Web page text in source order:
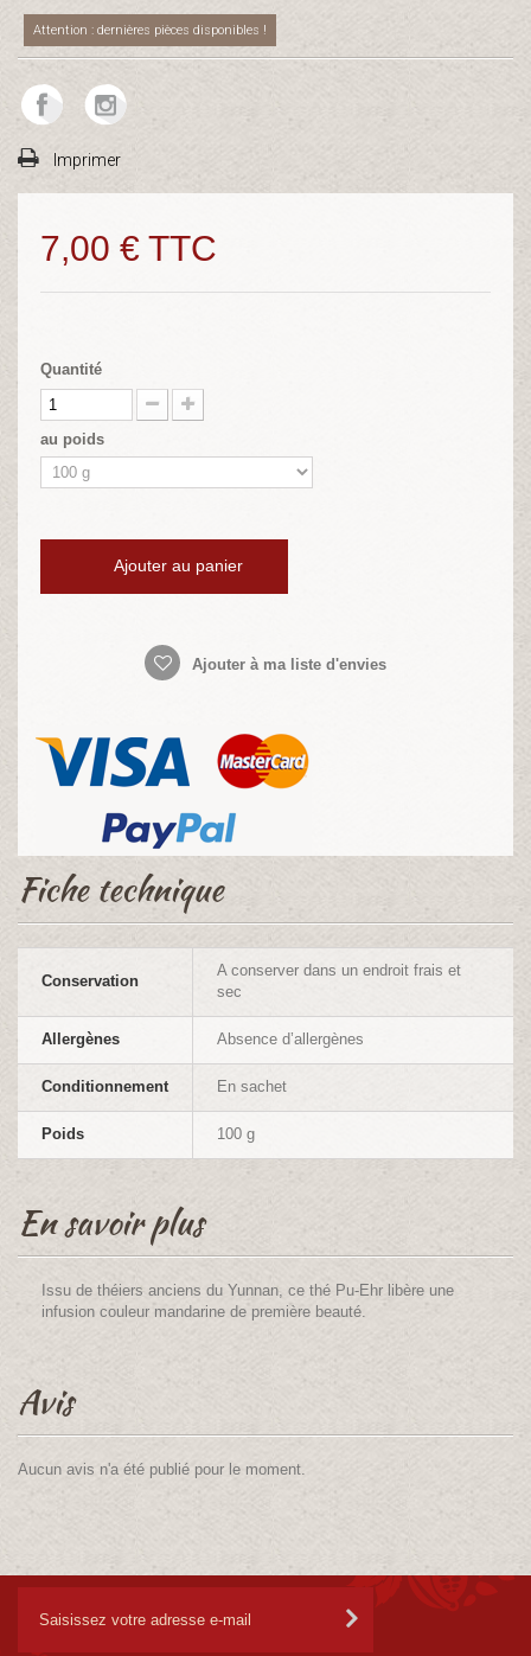
Attention : dernières pièces disponibles !
Imprimer
7,00 € TTC
Quantité
au poids
Ajouter au panier
Ajouter à ma liste d'envies
Fiche technique
Conservation
A conserver dans un endroit frais et
sec
Allergènes Absence d’allergènes
Conditionnement En sachet
Poids 100 g
En savoir plus
Issu de théiers anciens du Yunnan, ce thé Pu-Ehr libère une
infusion couleur mandarine de première beauté.
Avis
Aucun avis n'a été publié pour le moment.